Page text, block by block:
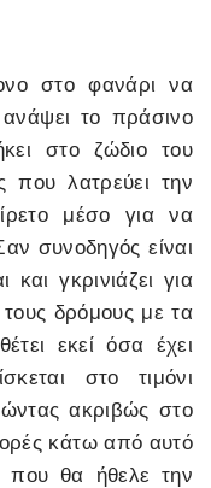
στο φανάρι να
το πράσινο
στο ζώδιο του
που λατρεύει την
μέσο για να
συνοδηγός είναι
γκρινιάζει για
δρόμους με τα
εκεί όσα έχει
στο τιμόνι
ακριβώς στο
κάτω από αυτό
που θα ήθελε την